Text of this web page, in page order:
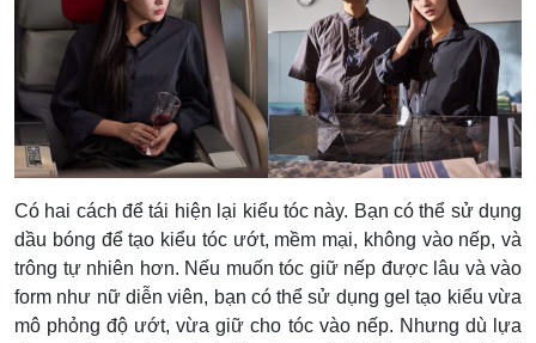
Có hai cách để tái hiện lại kiểu tóc này. Bạn có thể sử dụng
dầu bóng để tạo kiểu tóc ướt, mềm mại, không vào nếp, và
trông tự nhiên hơn. Nếu muốn tóc giữ nếp được lâu và vào
form như nữ diễn viên, bạn có thể sử dụng gel tạo kiểu vừa
mô phỏng độ ướt, vừa giữ cho tóc vào nếp. Nhưng dù lựa